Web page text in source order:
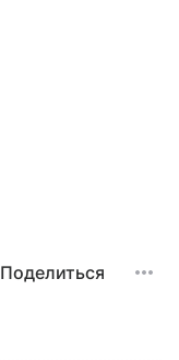
Поделиться